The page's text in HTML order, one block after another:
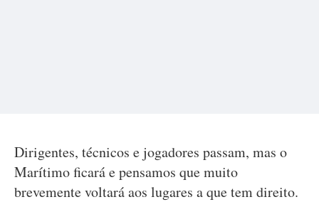
Dirigentes, técnicos e jogadores passam, mas o
Marítimo ficará e pensamos que muito
brevemente voltará aos lugares a que tem direito.